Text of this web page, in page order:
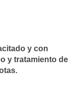
y con
y tratamiento de